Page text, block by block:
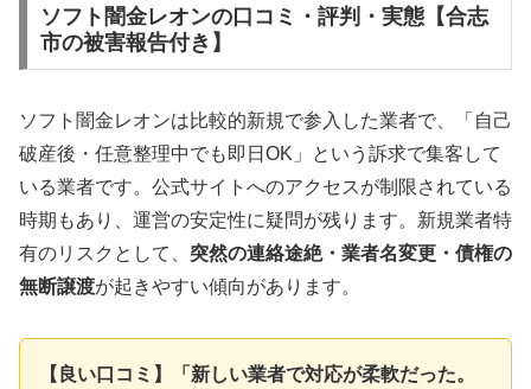
ソフト闇金レオンの口コミ・評判・実態【合志
市の被害報告付き】
ソフト闇金レオンは比較的新規で参入した業者で、「自己
破産後・任意整理中でも即日OK」という訴求で集客して
いる業者です。公式サイトへのアクセスが制限されている
時期もあり、運営の安定性に疑問が残ります。新規業者特
有のリスクとして、 突然の連絡途絶・業者名変更・債権の
無断譲渡が起きやすい傾向があります。
【良い口コミ】「新しい業者で対応が柔軟だった。